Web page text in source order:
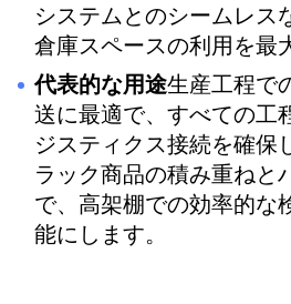
システムとのシームレス
倉庫スペースの利用を最
代表的な用途生産工程で
送に最適で、すべての工
ジスティクス接続を確保
ラック商品の積み重ねと
で、高架棚での効率的な
能にします。